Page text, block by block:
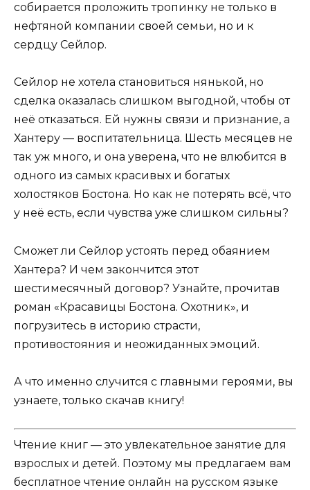
собирается проложить тропинку не только в
нефтяной компании своей семьи, но и к
сердцу Сейлор.
Сейлор не хотела становиться нянькой, но
сделка оказалась слишком выгодной, чтобы от
неё отказаться. Ей нужны связи и признание, а
Хантеру — воспитательница. Шесть месяцев не
так уж много, и она уверена, что не влюбится в
одного из самых красивых и богатых
холостяков Бостона. Но как не потерять всё, что
у неё есть, если чувства уже слишком сильны?
Сможет ли Сейлор устоять перед обаянием
Хантера? И чем закончится этот
шестимесячный договор? Узнайте, прочитав
роман «Красавицы Бостона. Охотник», и
погрузитесь в историю страсти,
противостояния и неожиданных эмоций.
А что именно случится с главными героями, вы
узнаете, только скачав книгу!
Чтение книг — это увлекательное занятие для
взрослых и детей. Поэтому мы предлагаем вам
бесплатное чтение онлайн на русском языке